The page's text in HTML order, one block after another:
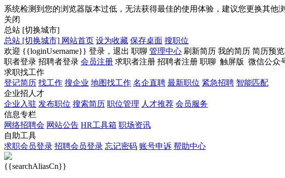
系统检测到您的浏览器版本过低，无法获得最佳的使用体验，建议您更换其他
关闭
总站 [切换城市]
总站 [切换城市] 网站首页 设为收藏 保存桌面 搜职位
欢迎 {{loginUsername}} 登录， 退出 职聊 管理中心 刷新简历 我的简历 简历预览
职者登录 招聘者登录 会员注册 求职者注册 招聘者注册 职聊 触屏版 微信公众
求职找工作
登记简历 找工作 搜企业 地图找工作 名企直聘 最新职位 紧急招聘 智能匹配
企业招人才
企业入驻 发布职位 搜索简历 职位管理 人才推荐 会员服务
信息专栏
网络招聘会 网站公告 HR工具箱 职场资讯
自助工具
求职会员登录 招聘会员登录 忘记密码 账号申诉 帮助中心
{{searchAliasCn}}